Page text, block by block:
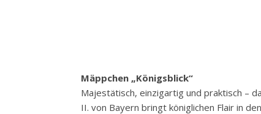
Mäppchen „Königsblick“
Majestätisch, einzigartig und praktisch –
II. von Bayern bringt königlichen Flair in